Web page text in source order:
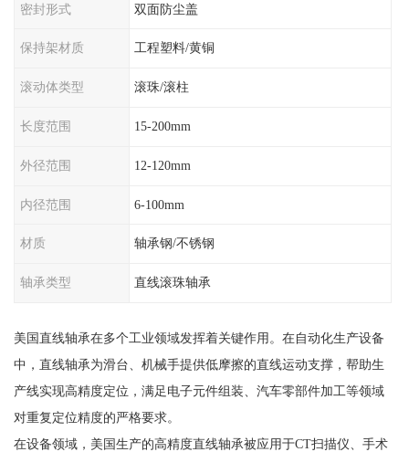
密封形式 双面防尘盖
保持架材质 工程塑料/黄铜
滚动体类型 滚珠/滚柱
长度范围 15-200mm
外径范围 12-120mm
内径范围 6-100mm
材质 轴承钢/不锈钢
轴承类型 直线滚珠轴承
美国直线轴承在多个工业领域发挥着关键作用。在自动化生产设备
中，直线轴承为滑台、机械手提供低摩擦的直线运动支撑，帮助生
产线实现高精度定位，满足电子元件组装、汽车零部件加工等领域
对重复定位精度的严格要求。
在设备领域，美国生产的高精度直线轴承被应用于CT扫描仪、手术